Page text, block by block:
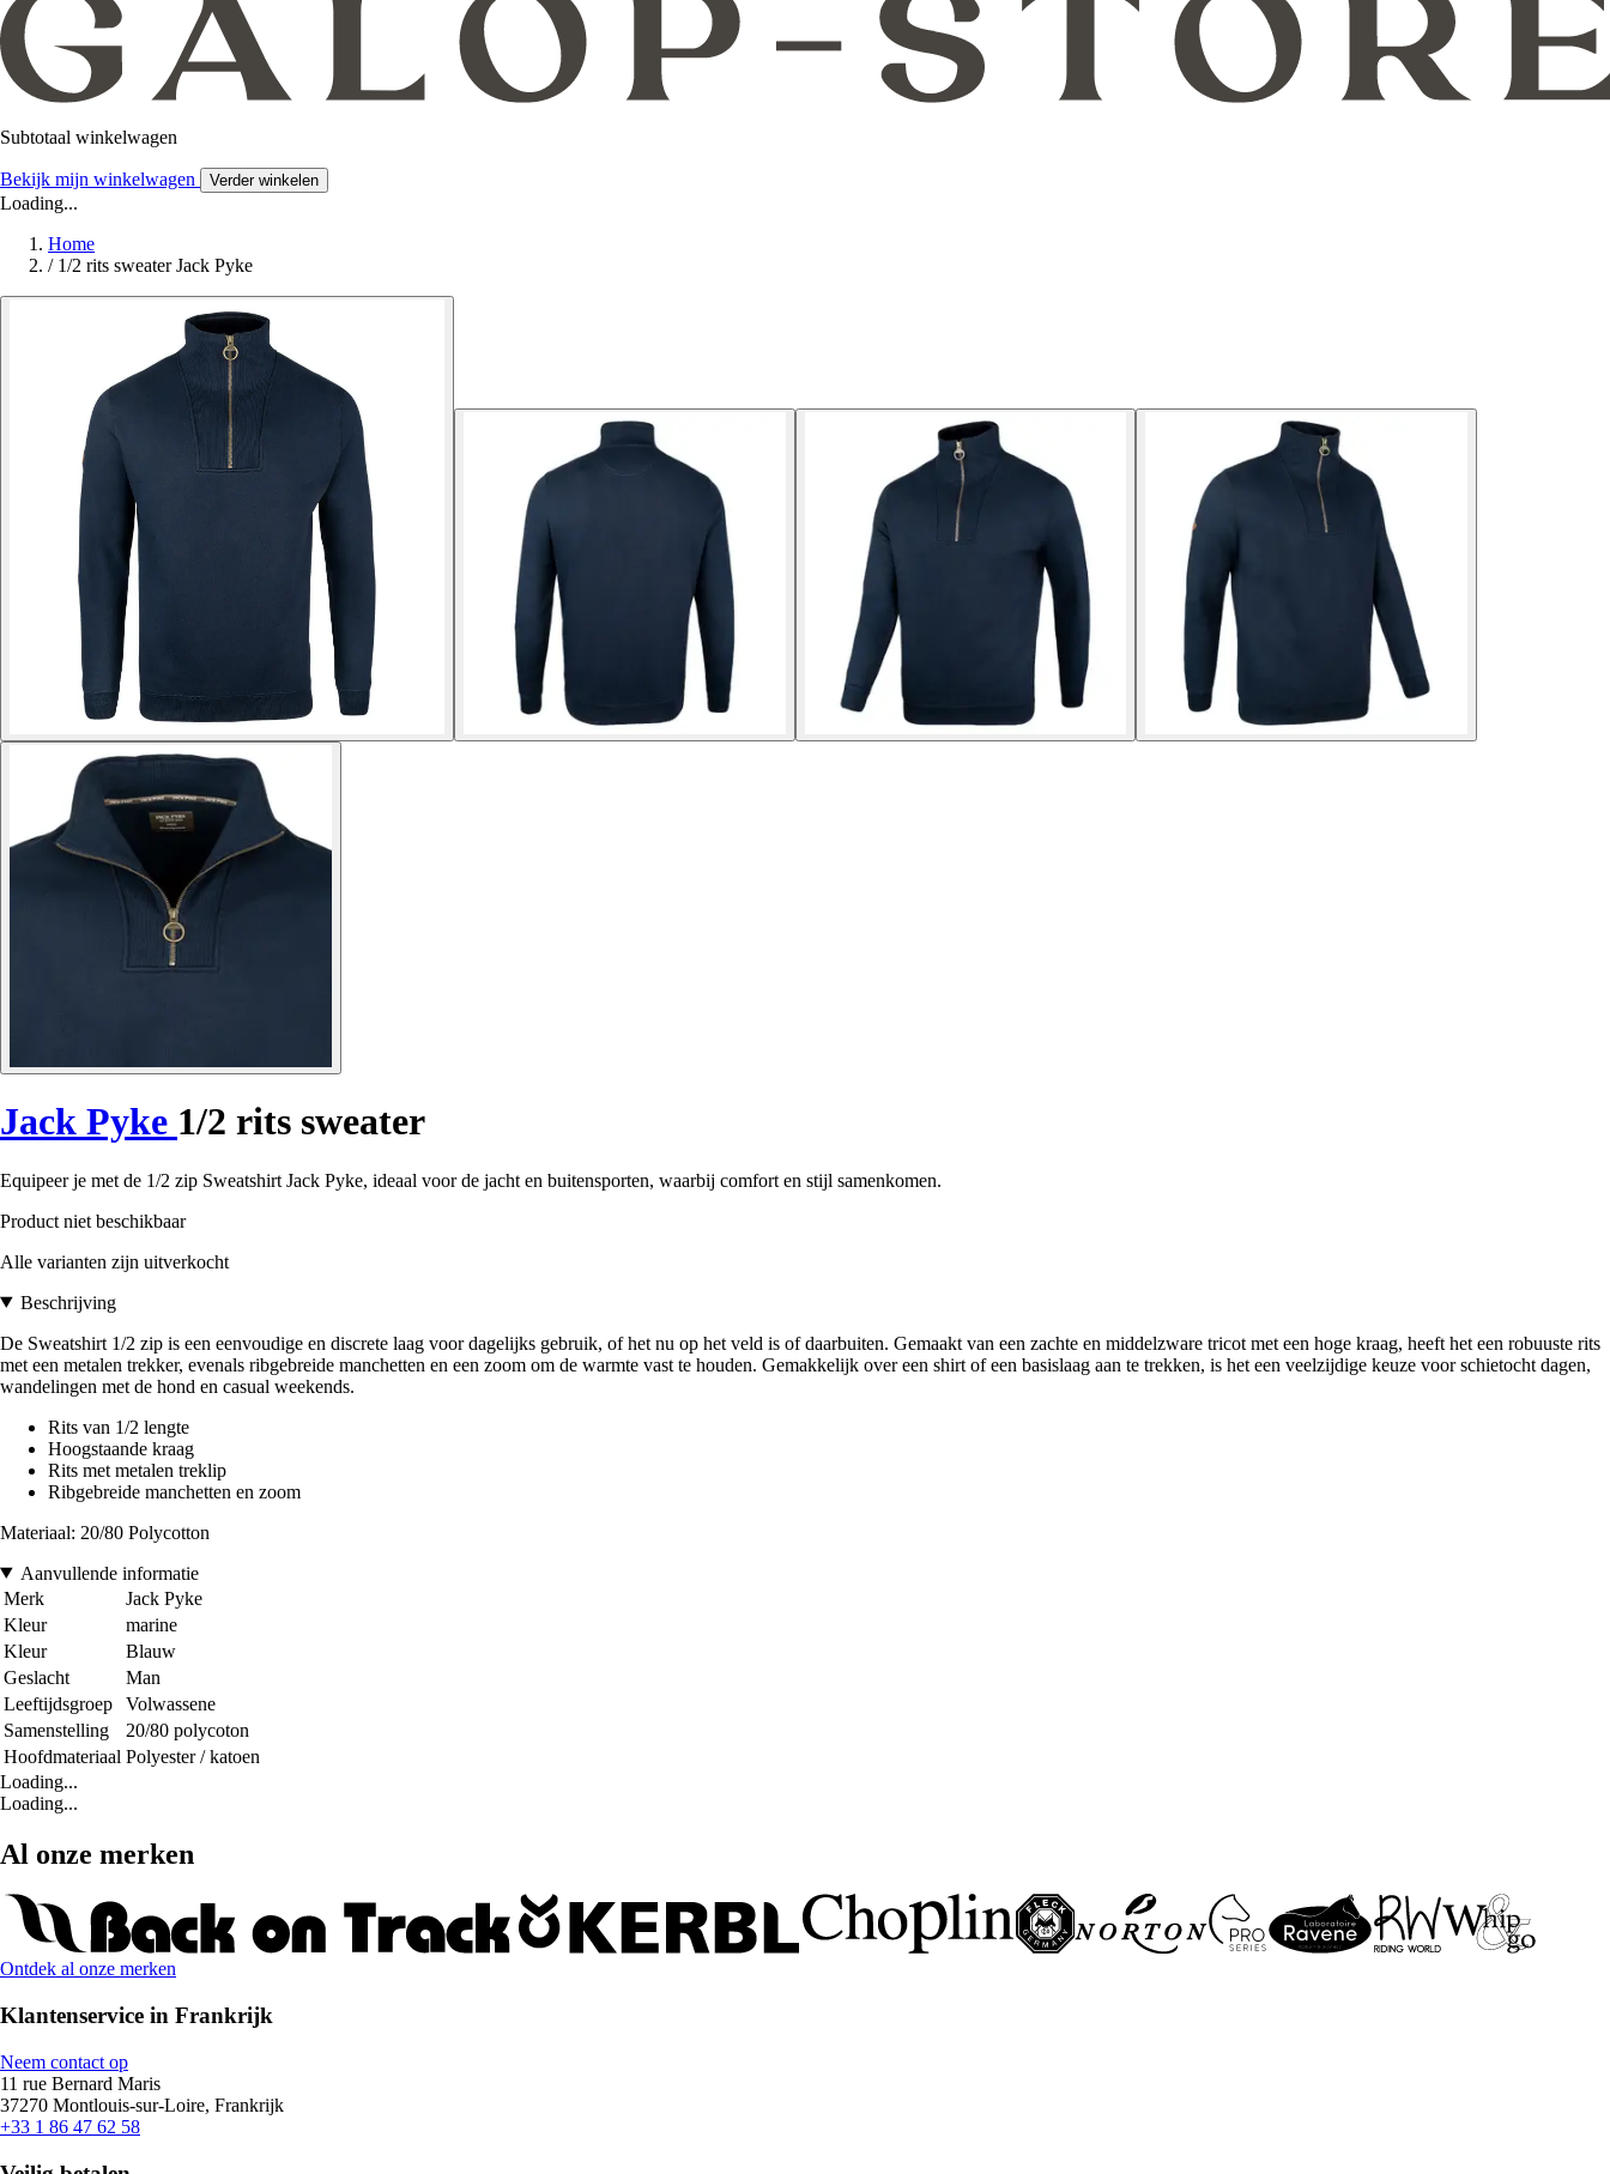
Subtotaal winkelwagen
Bekijk mijn winkelwagen Verder winkelen
Loading...
Home
/ 1/2 rits sweater Jack Pyke
Jack Pyke 1/2 rits sweater
Equipeer je met de 1/2 zip Sweatshirt Jack Pyke, ideaal voor de jacht en buitensporten, waarbij comfort en stijl samenkomen.
Product niet beschikbaar
Alle varianten zijn uitverkocht
Beschrijving
De Sweatshirt 1/2 zip is een eenvoudige en discrete laag voor dagelijks gebruik, of het nu op het veld is of daarbuiten. Gemaakt van een zachte en middelzware tricot met een hoge kraag, heeft het een robuuste rits
met een metalen trekker, evenals ribgebreide manchetten en een zoom om de warmte vast te houden. Gemakkelijk over een shirt of een basislaag aan te trekken, is het een veelzijdige keuze voor schietocht dagen,
wandelingen met de hond en casual weekends.
Rits van 1/2 lengte
Hoogstaande kraag
Rits met metalen treklip
Ribgebreide manchetten en zoom
Materiaal: 20/80 Polycotton
Aanvullende informatie
Merk
Jack Pyke
Kleur
marine
Kleur
Blauw
Geslacht
Man
Leeftijdsgroep
Volwassene
Samenstelling
20/80 polycoton
Hoofdmateriaal Polyester / katoen
Loading...
Loading...
Al onze merken
Ontdek al onze merken
Klantenservice in Frankrijk
Neem contact op
11 rue Bernard Maris
37270 Montlouis-sur-Loire, Frankrijk
+33 1 86 47 62 58